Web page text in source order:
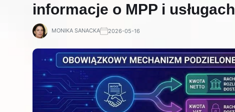
informacje o MPP i usługach
MONIKA SANACKA 2026-05-16